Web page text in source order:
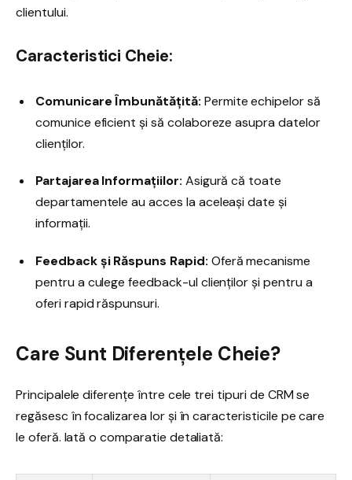
clientului.
Caracteristici Cheie:
Comunicare Îmbunătățită: Permite echipelor să
comunice eficient și să colaboreze asupra datelor
clienților.
Partajarea Informațiilor: Asigură că toate
departamentele au acces la aceleași date și
informații.
Feedback și Răspuns Rapid: Oferă mecanisme
pentru a culege feedback-ul clienților și pentru a
oferi rapid răspunsuri.
Care Sunt Diferențele Cheie?
Principalele diferențe între cele trei tipuri de CRM se
regăsesc în focalizarea lor și în caracteristicile pe care
le oferă. Iată o comparatie detaliată: